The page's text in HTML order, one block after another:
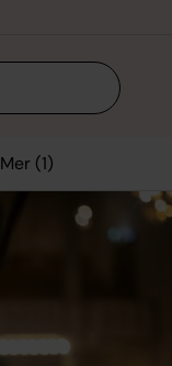
Mer (1)